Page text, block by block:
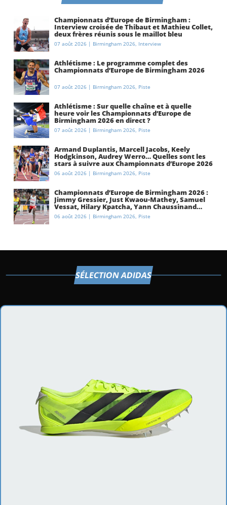
Championnats d’Europe de Birmingham :
Interview croisée de Thibaut et Mathieu Collet,
deux frères réunis sous le maillot bleu
07 août 2026 | Birmingham 2026, Interview
Athlétisme : Le programme complet des
Championnats d’Europe de Birmingham 2026
07 août 2026 | Birmingham 2026, Piste
Athlétisme : Sur quelle chaîne et à quelle
heure voir les Championnats d’Europe de
Birmingham 2026 en direct ?
07 août 2026 | Birmingham 2026, Piste
Armand Duplantis, Marcell Jacobs, Keely
Hodgkinson, Audrey Werro… Quelles sont les
stars à suivre aux Championnats d’Europe 2026
à Birmingham ?
06 août 2026 | Birmingham 2026, Piste
Championnats d’Europe de Birmingham 2026 :
Jimmy Gressier, Just Kwaou-Mathey, Samuel
Vessat, Hilary Kpatcha, Yann Chaussinand…
Présentation de l’équipe de France
d’athlétisme
06 août 2026 | Birmingham 2026, Piste
SÉLECTION ADIDAS